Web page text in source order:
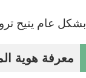
بشكل عام يتيح
معرفة هوية